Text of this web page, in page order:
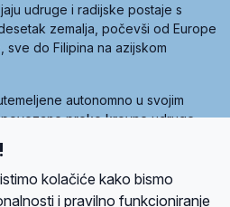
udruge i radijske postaje s
zemalja, počevši od Europe
sve do Filipina na azijskom
autonomno u svojim
povezane preko krovne udruge
utemeljilo je sedam članica, među
Marija.
kolačiće kako bismo
i pravilno funkcioniranje